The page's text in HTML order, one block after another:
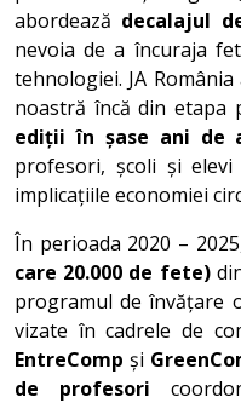
abordează decalajul
nevoia de a încuraja
tehnologiei. JA
noastră încă din etapa
ediții în șase ani de
profesori, școli și
implicațiile economiei
În perioada 2020 –
care 20.000 de fete)
programul de învățare
vizate în cadrele de
EntreComp și
de profesori